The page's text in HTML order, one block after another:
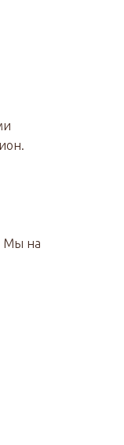
Мы на